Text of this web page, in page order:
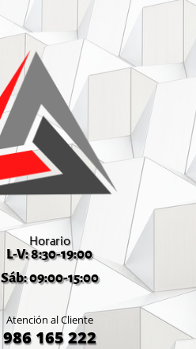
Horario
L-V: 8:30-19:00
Sáb: 09:00-15:00
Atención al Cliente
986 165 222